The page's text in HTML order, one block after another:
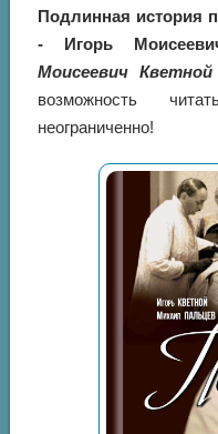
Подлинная история
- Игорь
Моисеевич Кветной
возможность
неограниченно!